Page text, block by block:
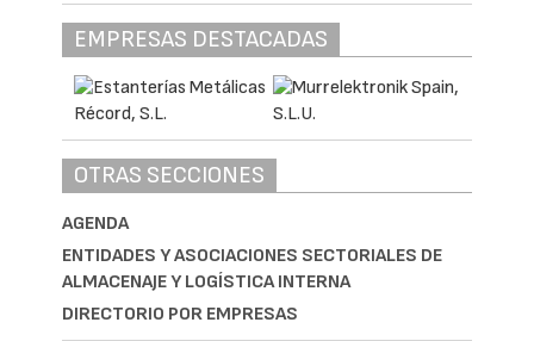
EMPRESAS DESTACADAS
OTRAS SECCIONES
AGENDA
ENTIDADES Y ASOCIACIONES SECTORIALES DE
ALMACENAJE Y LOGÍSTICA INTERNA
DIRECTORIO POR EMPRESAS